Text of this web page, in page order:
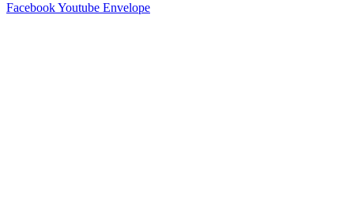
FacebookYoutube Envelope